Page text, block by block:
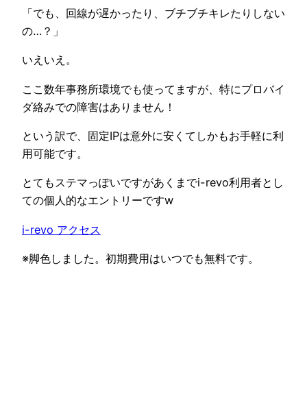
「でも、回線が遅かったり、ブチブチキレたりしない
の…？」
いえいえ。
ここ数年事務所環境でも使ってますが、特にプロバイ
ダ絡みでの障害はありません！
という訳で、固定IPは意外に安くてしかもお手軽に利
用可能です。
とてもステマっぽいですがあくまでi-revo利用者とし
ての個人的なエントリーですw
i-revo アクセス
※脚色しました。初期費用はいつでも無料です。